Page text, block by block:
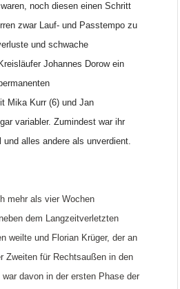
noch diesen einen Schritt
zwar Lauf- und Passtempo zu
und schwache
Johannes Dorow ein
Mika Kurr (6) und Jan
variabler. Zumindest war ihr
alles andere als unverdient.
mehr als vier Wochen
dem Langzeitverletzten
weilte und Florian Krüger, der an
Zweiten für Rechtsaußen in den
davon in der ersten Phase der